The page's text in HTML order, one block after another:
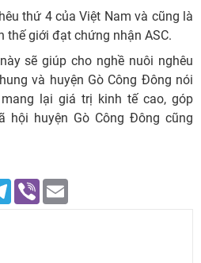
thứ 4 của Việt Nam và cũng là
thế giới đạt chứng nhận ASC.
sẽ giúp cho nghề nuôi nghêu
và huyện Gò Công Đông nói
lại giá trị kinh tế cao, góp
hội huyện Gò Công Đông cũng
Telegram
Viber